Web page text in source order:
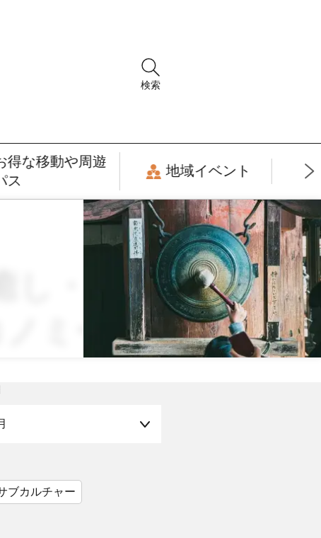
検索
得な移動や周遊
ス
地域イベント
し・リラックス
ミー
ブカルチャー